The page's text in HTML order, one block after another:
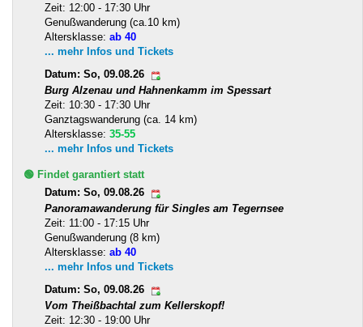
Zeit: 12:00 - 17:30 Uhr
Genußwanderung (ca.10 km)
Altersklasse: ab 40
... mehr Infos und Tickets
Datum: So, 09.08.26
Burg Alzenau und Hahnenkamm im Spessart
Zeit: 10:30 - 17:30 Uhr
Ganztagswanderung (ca. 14 km)
Altersklasse: 35-55
... mehr Infos und Tickets
🟢 Findet garantiert statt
Datum: So, 09.08.26
Panoramawanderung für Singles am Tegernsee
Zeit: 11:00 - 17:15 Uhr
Genußwanderung (8 km)
Altersklasse: ab 40
... mehr Infos und Tickets
Datum: So, 09.08.26
Vom Theißbachtal zum Kellerskopf!
Zeit: 12:30 - 19:00 Uhr